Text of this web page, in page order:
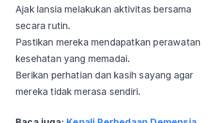
Ajak lansia melakukan aktivitas bersama
secara rutin.
Pastikan mereka mendapatkan perawatan
kesehatan yang memadai.
Berikan perhatian dan kasih sayang agar
mereka tidak merasa sendiri.